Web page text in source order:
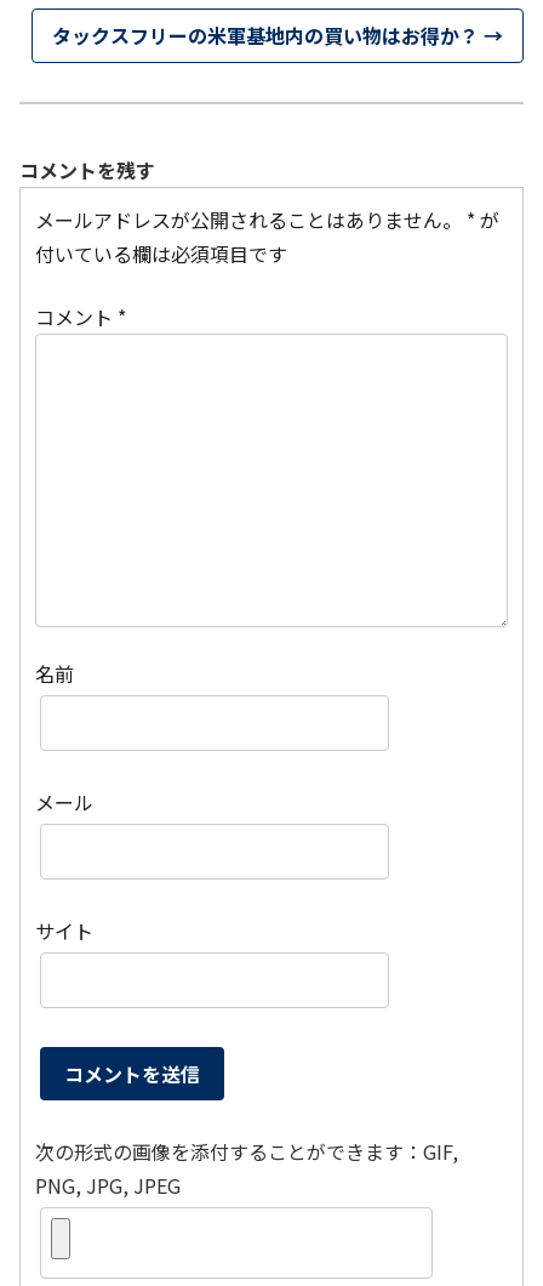
タックスフリーの米軍基地内の買い物はお得か？ →
コメントを残す
メールアドレスが公開されることはありません。
*が
付いている欄は必須項目です
コメント *
名前
メール
サイト
次の形式の画像を添付することができます：GIF,
PNG, JPG, JPEG